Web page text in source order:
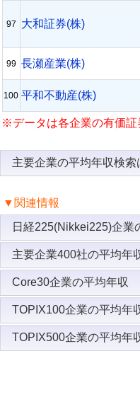
97 大和証券(株)
99 長瀬産業(株)
100 平和不動産(株)
※データは各企業の有価証
主要企業の平均年収検索
▼関連情報
日経225(Nikkei225)企業
主要企業400社の平均年
Core30企業の平均年収
TOPIX100企業の平均年
TOPIX500企業の平均年